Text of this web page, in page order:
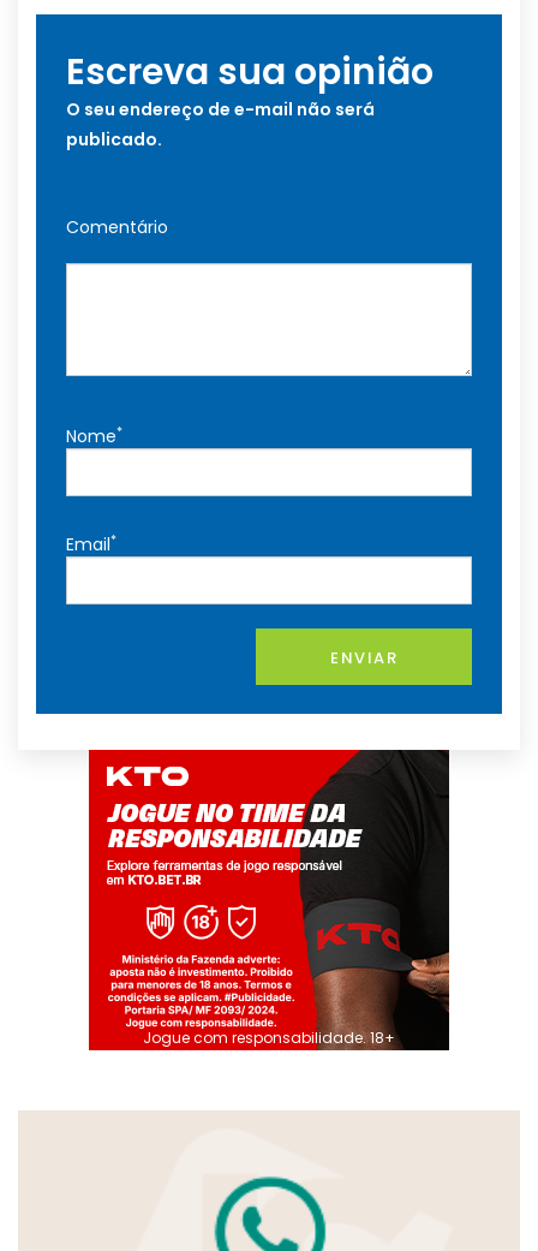
Escreva sua opinião
O seu endereço de e-mail não será
publicado.
Comentário
Nome*
Email*
ENVIAR
Jogue com responsabilidade. 18+